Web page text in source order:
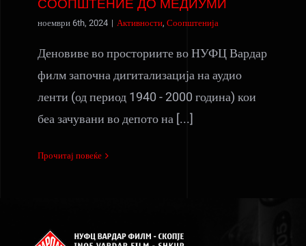
СООПШТЕНИЕ ДО МЕДИУМИ
ноември 6th, 2024 | Активности, Соопштенија
Деновиве во просториите во НУФЦ Вардар
филм започна дигитализација на аудио
ленти (од период 1940 - 2000 година) кои
беа зачувани во депото на [...]
Прочитај повеќе